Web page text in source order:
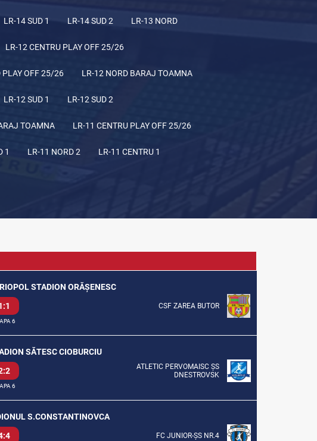
LR-14 SUD 1 LR-14 SUD 2 LR-13 NORD
LR-12 CENTRU PLAY OFF 25/26
PLAY OFF 25/26 LR-12 NORD BARAJ TOAMNA
LR-12 SUD 1 LR-12 SUD 2
TOAMNA LR-11 CENTRU PLAY OFF 25/26
1 LR-11 NORD 2 LR-11 CENTRU 1
STADION ORĂȘENESC
CSF ZAREA BUTOR
6
SĂTESC CIOBURCIU
ATLETIC PERVOMAISC ȘS
DNESTROVSK
6
S.CONSTANTINOVCA
FC JUNIOR-ȘS NR.4